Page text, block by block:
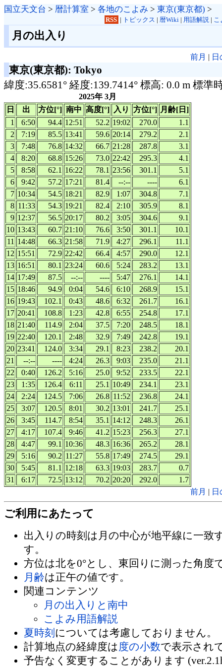
国立天文台 > 暦計算室 > 各地のこよみ > 東京(東京都) >
RSS | トピックス | 暦Wiki| 用語解説| こ
月の出入り
前月 |
東京(東京都): Tokyo
緯度:35.6581° 経度:139.7414° 標高: 0.0 m 標準
2025年 3月
日
出 方位[°] 南中 高度[°] 入り 方位[°] 月齢[日]
1
6:50 94.4 12:51 52.2 19:02 270.0
1.1
2
7:19 85.5 13:41 59.6 20:14 279.2
2.1
3
7:48 76.8 14:32 66.7 21:28 287.8
3.1
4
8:20 68.8 15:26 73.0 22:42 295.3
4.1
5
8:58 62.1 16:22 78.1 23:56 301.1
5.1
6
9:42 57.2 17:21 81.4 --:-- ----
6.1
7 10:34 54.5 18:21 82.9 1:07 304.8
7.1
8 11:33 54.3 19:21 82.4 2:10 305.9
8.1
9 12:37 56.5 20:17 80.2 3:05 304.6
9.1
10 13:43 60.7 21:10 76.6 3:50 301.1
10.1
11 14:48 66.3 21:58 71.9 4:27 296.1
11.1
12 15:51 72.9 22:42 66.4 4:57 290.0
12.1
13 16:51 80.1 23:24 60.6 5:24 283.2
13.1
14 17:49 87.5 --:-- ---- 5:47 276.1
14.1
15 18:46 94.9 0:04 54.6 6:10 268.9
15.1
16 19:43 102.1 0:43 48.6 6:32 261.7
16.1
17 20:41 108.8 1:23 42.8 6:55 254.8
17.1
18 21:40 114.9 2:04 37.5 7:20 248.5
18.1
19 22:40 120.1 2:48 32.9 7:49 242.8
19.1
20 23:41 124.0 3:34 29.1 8:23 238.2
20.1
21
--:-- ---- 4:24 26.3 9:03 235.0
21.1
22
0:40 126.2 5:16 25.0 9:52 233.5
22.1
23
1:35 126.4 6:11 25.1 10:49 234.1
23.1
24
2:24 124.5 7:06 26.8 11:52 236.8
24.1
25
3:07 120.5 8:01 30.2 13:01 241.7
25.1
26
3:45 114.7 8:54 35.1 14:12 248.3
26.1
27
4:17 107.4 9:46 41.2 15:23 256.3
27.1
28
4:47 99.1 10:36 48.3 16:36 265.2
28.1
29
5:16 90.2 11:27 55.8 17:49 274.5
29.1
30
5:45 81.1 12:18 63.3 19:03 283.7
0.7
31
6:17 72.5 13:12 70.2 20:20 292.0
1.7
前月 |
ご利用にあたって
出入りの時刻は月の中心が地平線に一致
す。
方位は北を0°とし、東回りに測った角度
月齢は正午の値です。
関連コンテンツ
月の出入りと南中
こよみ用語解説
夏時刻 については考慮しておりません。
計算地点の経緯度は 度の小数で表示され
予告なく変更することがあります